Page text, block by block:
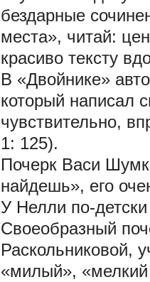
бездарные
места», читай:
красиво тексту
В «Двойнике»
который написал
чувствительно,
1: 125).
Почерк Васи
найдешь», его
У Нелли по-
Своеобразный
Раскольниковой,
«милый», «мелкий